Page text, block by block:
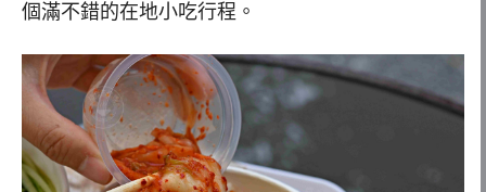
個滿不錯的在地小吃行程。